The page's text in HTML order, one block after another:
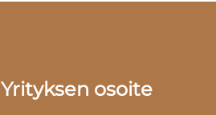
Yrityksen osoite